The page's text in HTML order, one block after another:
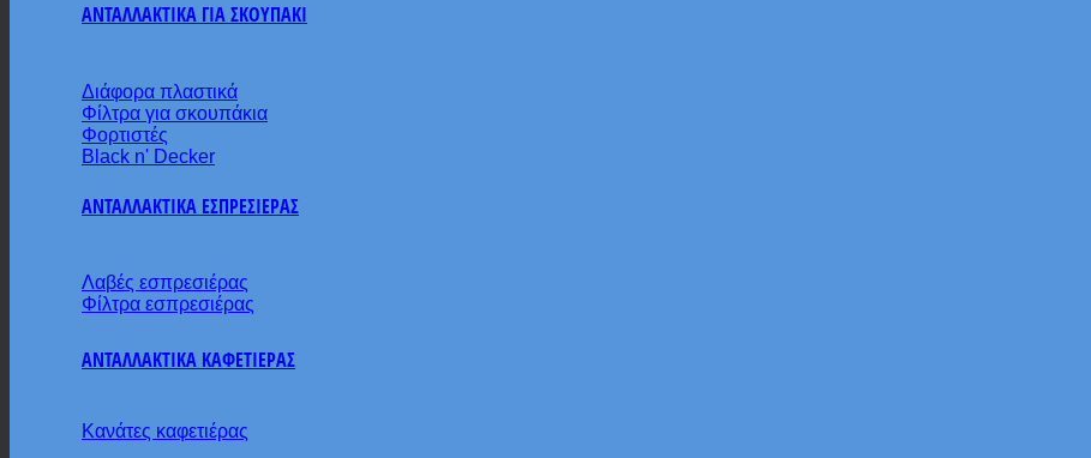
ΑΝΤΑΛΛΑΚΤΙΚΑ ΓΙΑ ΣΚΟΥΠΑΚΙ
Διάφορα πλαστικά
Φίλτρα για σκουπάκια
Φορτιστές
Black n' Decker
ΑΝΤΑΛΛΑΚΤΙΚΑ ΕΣΠΡΕΣΙΕΡΑΣ
Λαβές εσπρεσιέρας
Φίλτρα εσπρεσιέρας
ΑΝΤΑΛΛΑΚΤΙΚΑ ΚΑΦΕΤΙΕΡΑΣ
Κανάτες καφετιέρας